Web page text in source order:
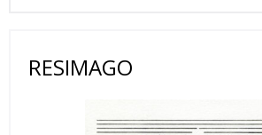
RESIMAGO